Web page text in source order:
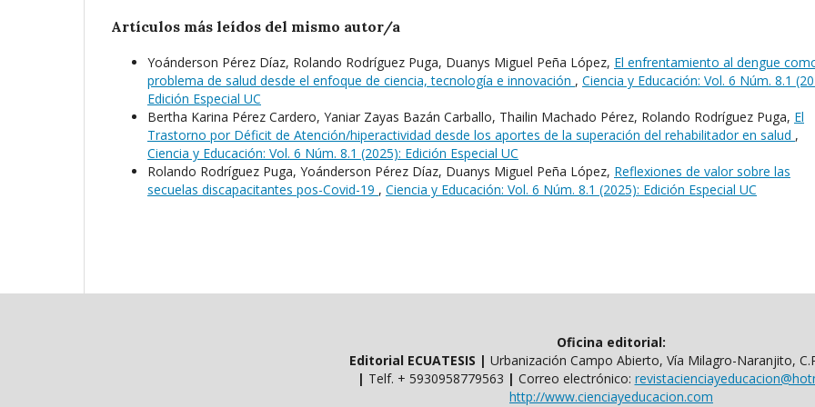
Artículos más leídos del mismo autor/a
Yoánderson Pérez Díaz, Rolando Rodríguez Puga, Duanys Miguel Peña López, El enfrentamiento al dengue
problema de salud desde el enfoque de ciencia, tecnología e innovación , Ciencia y Educación: Vol. 6 Núm. 8.1
Edición Especial UC
Bertha Karina Pérez Cardero, Yaniar Zayas Bazán Carballo, Thailin Machado Pérez, Rolando Rodríguez Puga, El
Trastorno por Déficit de Atención/hiperactividad desde los aportes de la superación del rehabilitador en salud ,
Ciencia y Educación: Vol. 6 Núm. 8.1 (2025): Edición Especial UC
Rolando Rodríguez Puga, Yoánderson Pérez Díaz, Duanys Miguel Peña López, Reflexiones de valor sobre las
secuelas discapacitantes pos-Covid-19 , Ciencia y Educación: Vol. 6 Núm. 8.1 (2025): Edición Especial UC
Oficina editorial:
Editorial ECUATESIS | Urbanización Campo Abierto, Vía Milagro-Naranjito,
| Telf. ​​+ 5930958779563 | Correo electrónico:
http://www.cienciayeducacion.com